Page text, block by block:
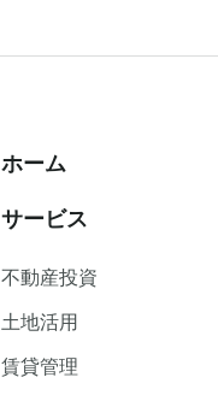
ホーム
サービス
不動産投資
⼟地活⽤
賃貸管理